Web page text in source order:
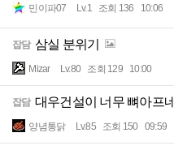
민이파07 Lv.1 조회 136 10:06
잡담 삼실 분위기
Mizar Lv.80 조회 129 10:00
잡담 대우건설이 너무 뼈아프네
양념통닭 Lv.85 조회 150 09:59